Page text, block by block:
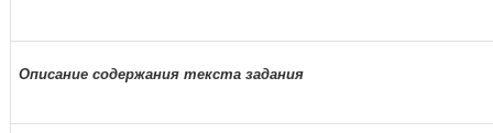
Описание содержания текста задания